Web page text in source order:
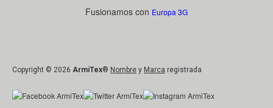
Fusionamos con Europa 3G
Copyright © 2026 ArmiTex® Nombre y Marca registrada